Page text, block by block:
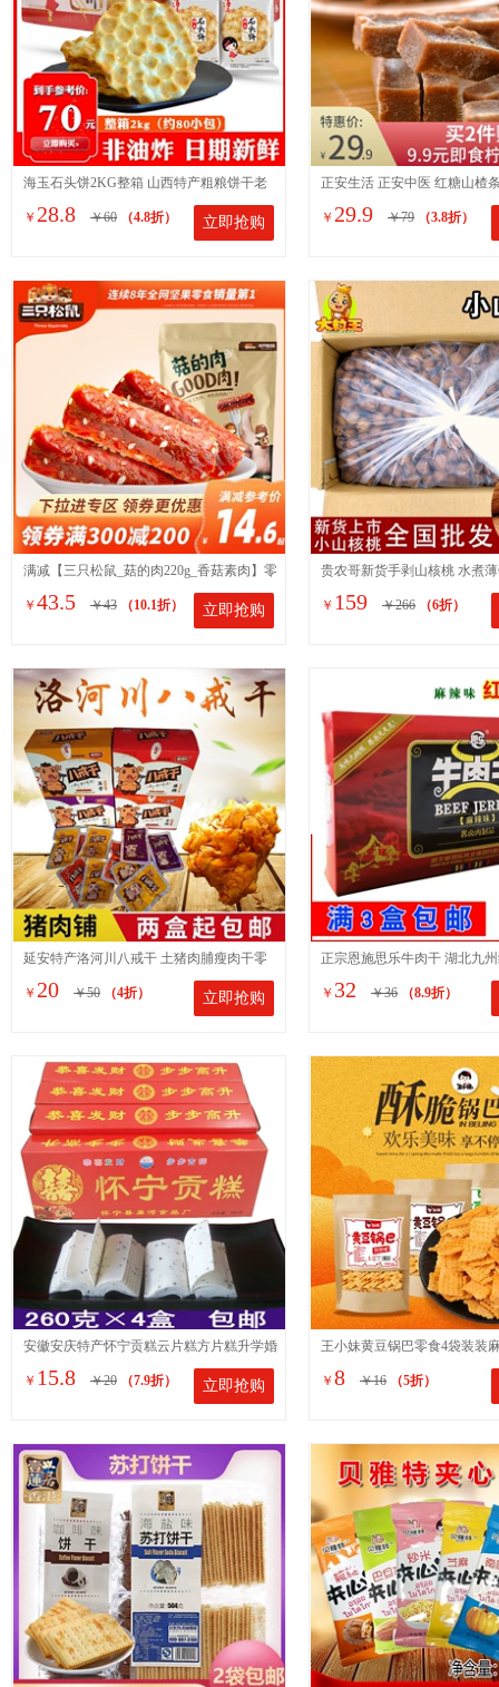
海玉石头饼2KG整箱 山西特产粗粮饼干老
饼坊手工石子馍零食品包邮
￥ 28.8 ￥60 （4.8折） 立即抢购
正安生活 正安中医 红糖山楂
楂块酸甜开胃口感浓郁
￥ 29.9 ￥79 （3.8折）
满减【三只松鼠_菇的肉220g_香菇素肉】零
食特产麻辣味即食菌菇类
￥ 43.5 ￥43 （10.1折） 立即抢购
贵农哥新货手剥山核桃 水煮
桃散装干果坚果炒货零食
￥ 159 ￥266 （6折）
延安特产洛河川八戒干 土猪肉脯瘦肉干零
食 一盒12g*20袋开袋即食
￥ 20 ￥50 （4折） 立即抢购
正宗恩施思乐牛肉干 湖北九
克麻辣味 特产小吃零食
￥ 32 ￥36 （8.9折）
安徽安庆特产怀宁贡糕云片糕方片糕升学婚
庆乔迁喜糕点260克*6盒
￥ 15.8 ￥20 （7.9折） 立即抢购
王小妹黄豆锅巴零食4袋装装
式怀旧小吃休闲食品310g
￥ 8 ￥16 （5折）